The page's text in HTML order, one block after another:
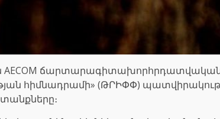
AECOM ճարտարագիտախորհրդատվական
հիմնադրամի» (ԹՐԻՓՓ)